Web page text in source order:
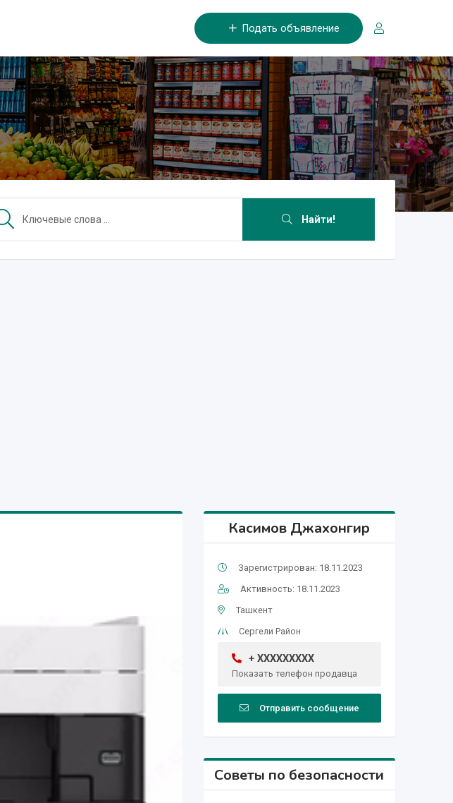
Подать объявление
Найти!
Касимов Джахонгир
Зарегистрирован: 18.11.2023
Активность: 18.11.2023
Ташкент
Сергели Район
+ XXXXXXXXX
Показать телефон продавца
Отправить сообщение
Советы по безопасности